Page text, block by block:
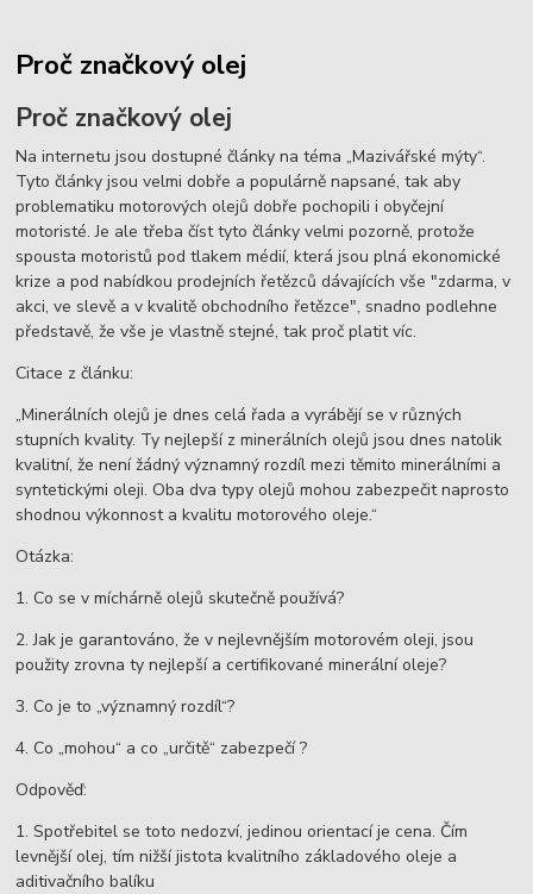
Proč značkový olej
Proč značkový olej
Na internetu jsou dostupné články na téma „Mazivářské mýty“.
Tyto články jsou velmi dobře a populárně napsané, tak aby
problematiku motorových olejů dobře pochopili i obyčejní
motoristé. Je ale třeba číst tyto články velmi pozorně, protože
spousta motoristů pod tlakem médií, která jsou plná ekonomické
krize a pod nabídkou prodejních řetězců dávajících vše "zdarma, v
akci, ve slevě a v kvalitě obchodního řetězce", snadno podlehne
představě, že vše je vlastně stejné, tak proč platit víc.
Citace z článku:
„Minerálních olejů je dnes celá řada a vyrábějí se v různých
stupních kvality. Ty nejlepší z minerálních olejů jsou dnes natolik
kvalitní, že není žádný významný rozdíl mezi těmito minerálními a
syntetickými oleji. Oba dva typy olejů mohou zabezpečit naprosto
shodnou výkonnost a kvalitu motorového oleje.“
Otázka:
1. Co se v míchárně olejů skutečně používá?
2.Jak je garantováno, že v nejlevnějším motorovém oleji, jsou
použity zrovna ty nejlepší a certifikované minerální oleje?
3. Co je to„významný rozdíl“?
4. Co „mohou“ a co „určitě“ zabezpečí ?
Odpověď:
1. Spotřebitel se toto nedozví, jedinou orientací je cena. Čím
levnější olej, tím nižší jistota kvalitního základového oleje a
aditivačního balíku